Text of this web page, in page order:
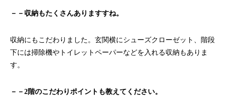
－－収納もたくさんありますすね。
収納にもこだわりました。玄関横にシューズクローゼット、階段
下には掃除機やトイレットペーパーなどを入れる収納もありま
す。
－－2階のこだわりポイントも教えてください。